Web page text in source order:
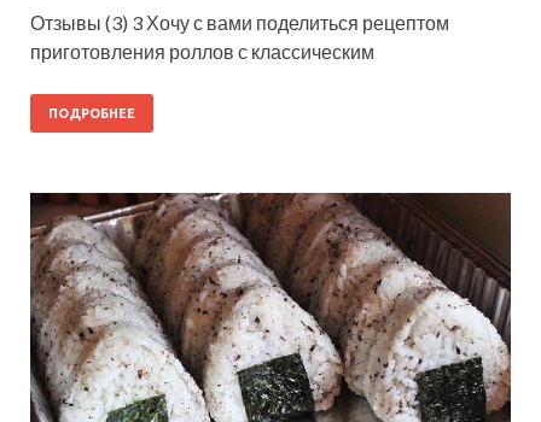
Отзывы (3) 3 Хочу с вами поделиться рецептом
приготовления роллов с классическим
ПОДРОБНЕЕ